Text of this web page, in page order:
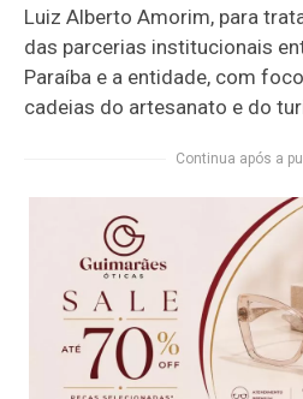
Luiz Alberto Amorim, para
das parcerias institucionais
Paraíba e a entidade, com
cadeias do artesanato e do
Continua após a